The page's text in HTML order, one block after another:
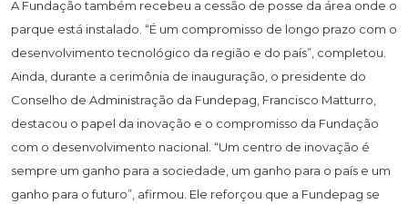
A Fundação também recebeu a cessão de posse da área onde o
parque está instalado. “É um compromisso de longo prazo com o
desenvolvimento tecnológico da região e do país”, completou.
Ainda, durante a cerimônia de inauguração, o presidente do
Conselho de Administração da Fundepag, Francisco Matturro,
destacou o papel da inovação e o compromisso da Fundação
com o desenvolvimento nacional. “Um centro de inovação é
sempre um ganho para a sociedade, um ganho para o país e um
ganho para o futuro”, afirmou. Ele reforçou que a Fundepag se